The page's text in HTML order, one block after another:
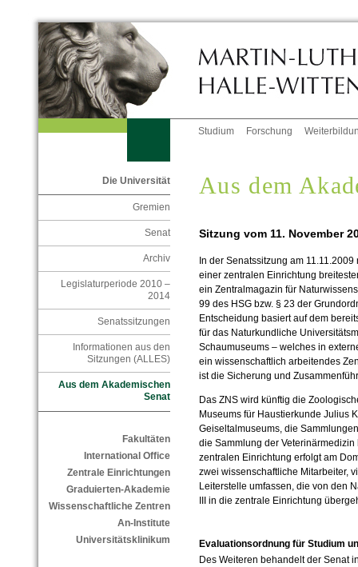
Studium Forschung
Die Universität
Gremien
Senat
Archiv
Legislaturperiode 2010 –
2014
Senatssitzungen
Informationen aus den
Sitzungen (ALLES)
Aus dem Akademischen
Senat
Fakultäten
International Office
Zentrale Einrichtungen
Graduierten-Akademie
Wissenschaftliche Zentren
An-Institute
Universitätsklinikum
Aus dem
Sitzung vom 11. November
In der Senatssitzung am
einer zentralen Einrichtung
ein Zentralmagazin für
99 des HSG bzw. § 23 der
Entscheidung basiert auf dem
für das Naturkundliche
Schaumuseums – welches in
ein wissenschaftlich arbeitendes
ist die Sicherung und
Das ZNS wird künftig die
Museums für Haustierkunde Julius
Geiseltalmuseums, die
die Sammlung der
zentralen Einrichtung erfolgt am
zwei wissenschaftliche Mitarbeiter,
Leiterstelle umfassen, die von den
III in die zentrale Einrichtung
Evaluationsordnung für Studium
Des Weiteren behandelt der Senat